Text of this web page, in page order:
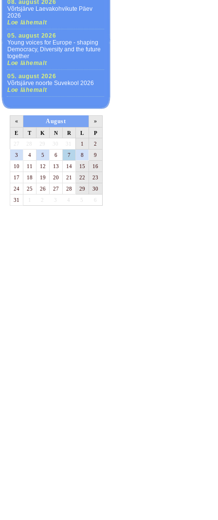
08. august 2026
Võrtsjärve Laevakohvikute Päev
2026
Loe lähemalt
05. august 2026
Young voices for Europe - shaping
Democracy, Diversity and the future
together
Loe lähemalt
05. august 2026
Võrtsjärve noorte Suvekool 2026
Loe lähemalt
« August »
E T K N R L
P
27
28 29 30 31 1
2
3
4 5 6 7 8
9
10
11 12 13 14 15
16
17
18 19 20 21 22
23
24
25 26 27 28 29
30
31
1 3 4 5 6